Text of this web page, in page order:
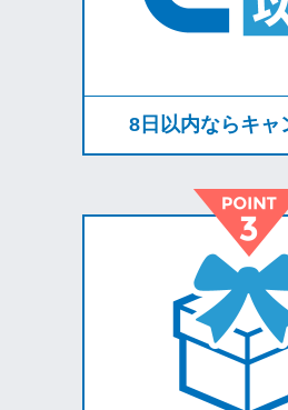
8日以内ならキャ